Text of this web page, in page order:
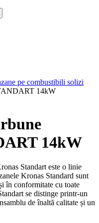
pe combustibili solizi
14kW
14kW
Standart este o linie
Kronas Standard sunt
în conformitate cu toate
se distinge printr-un
de înaltă calitate și un